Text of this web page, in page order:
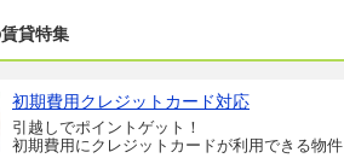
貸特集
初期費用クレジットカード対応
引越しでポイントゲット！
初期費用にクレジットカードが利用できる物件